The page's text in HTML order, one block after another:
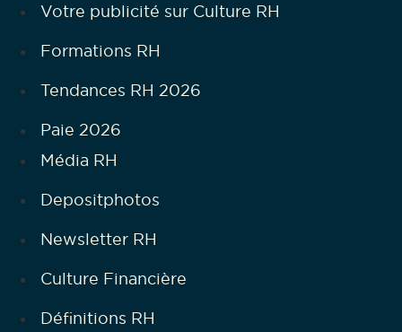
Votre publicité sur Culture RH
Formations RH
Tendances RH 2026
Paie 2026
Média RH
Depositphotos
Newsletter RH
Culture Financière
Définitions RH